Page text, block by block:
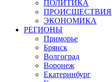
ПОЛИТИКА
ПРОИСШЕСТВИЯ
ЭКОНОМИКА
РЕГИОНЫ
Приморье
Брянск
Волгоград
Воронеж
Екатеринбург